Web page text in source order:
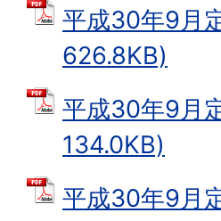
平成30年9月
626.8KB)
平成30年9月
134.0KB)
平成30年9月